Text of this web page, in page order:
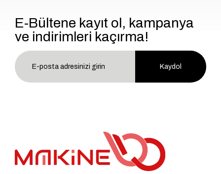
E-Bültene kayıt ol, kampanya
ve indirimleri kaçırma!
Kaydol